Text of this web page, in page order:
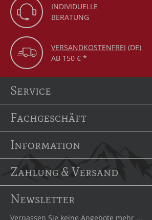
INDIVIDUELLE
BERATUNG
VERSANDKOSTENFREI (DE)
AB 150 € *
Service
Fachgeschäft
Information
Zahlung & Versand
Newsletter
Verpassen Sie keine Angebote mehr ...